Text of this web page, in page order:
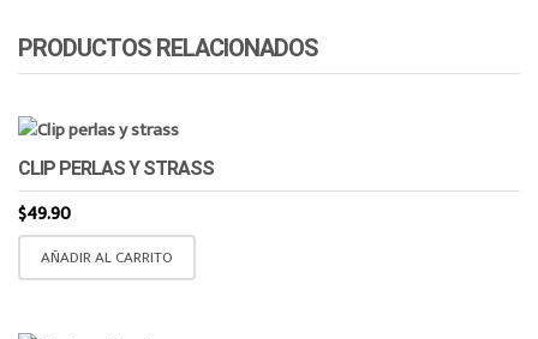
PRODUCTOS RELACIONADOS
CLIP PERLAS Y STRASS
$49.90
AÑADIR AL CARRITO